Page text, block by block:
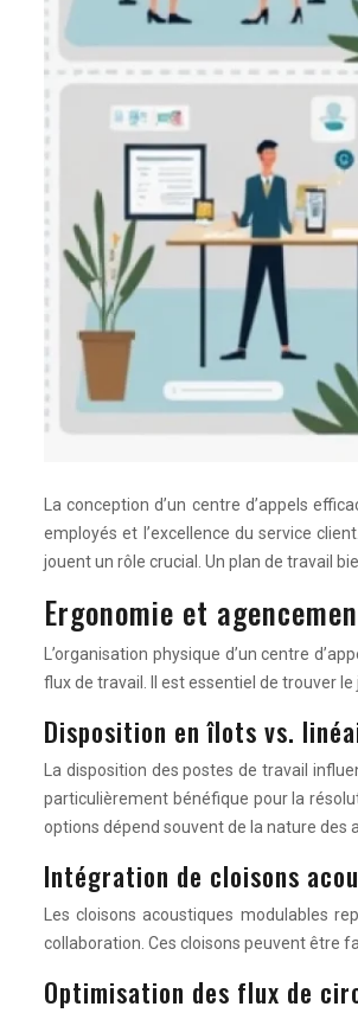
La conception d’un centre d’appels
employés et l’excellence du service
jouent un rôle crucial. Un plan de travail
Ergonomie et
L’organisation physique d’un centre
flux de travail. Il est essentiel de trouver
Disposition en îlots vs.
La disposition des postes de travail
particulièrement bénéfique pour la
options dépend souvent de la nature des
Intégration de cloisons
Les cloisons acoustiques modulables
collaboration. Ces cloisons peuvent être
Optimisation des flux de